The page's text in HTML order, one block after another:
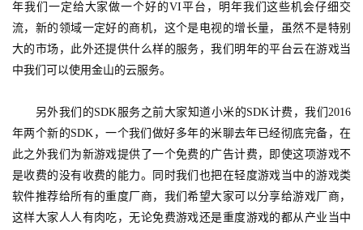
接
会
上
海
站
中
文
年我们一定给大家做一个好的VI平台，明年我们这些机会仔细交
流，新的领域一定好的商机，这个是电视的增长量，虽然不是特别
大的市场，此外还提供什么样的服务，我们明年的平台云在游戏当
中我们可以使用金山的云服务。
另外我们的SDK服务之前大家知道小米的SDK计费，我们2016
年两个新的SDK，一个我们做好多年的米聊去年已经彻底完备，在
此之外我们为新游戏提供了一个免费的广告计费，即使这项游戏不
是收费的没有收费的能力。同时我们也把在轻度游戏当中的游戏类
软件推荐给所有的重度厂商，我们希望大家可以分享给游戏厂商，
这样大家人人有肉吃，无论免费游戏还是重度游戏的都从产业当中